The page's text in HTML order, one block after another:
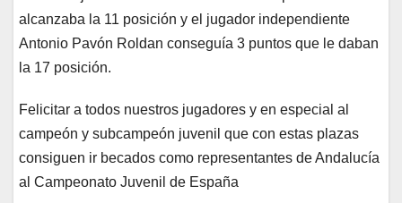
alcanzaba la 11 posición y el jugador independiente
Antonio Pavón Roldan conseguía 3 puntos que le daban
la 17 posición.
Felicitar a todos nuestros jugadores y en especial al
campeón y subcampeón juvenil que con estas plazas
consiguen ir becados como representantes de Andalucía
al Campeonato Juvenil de España